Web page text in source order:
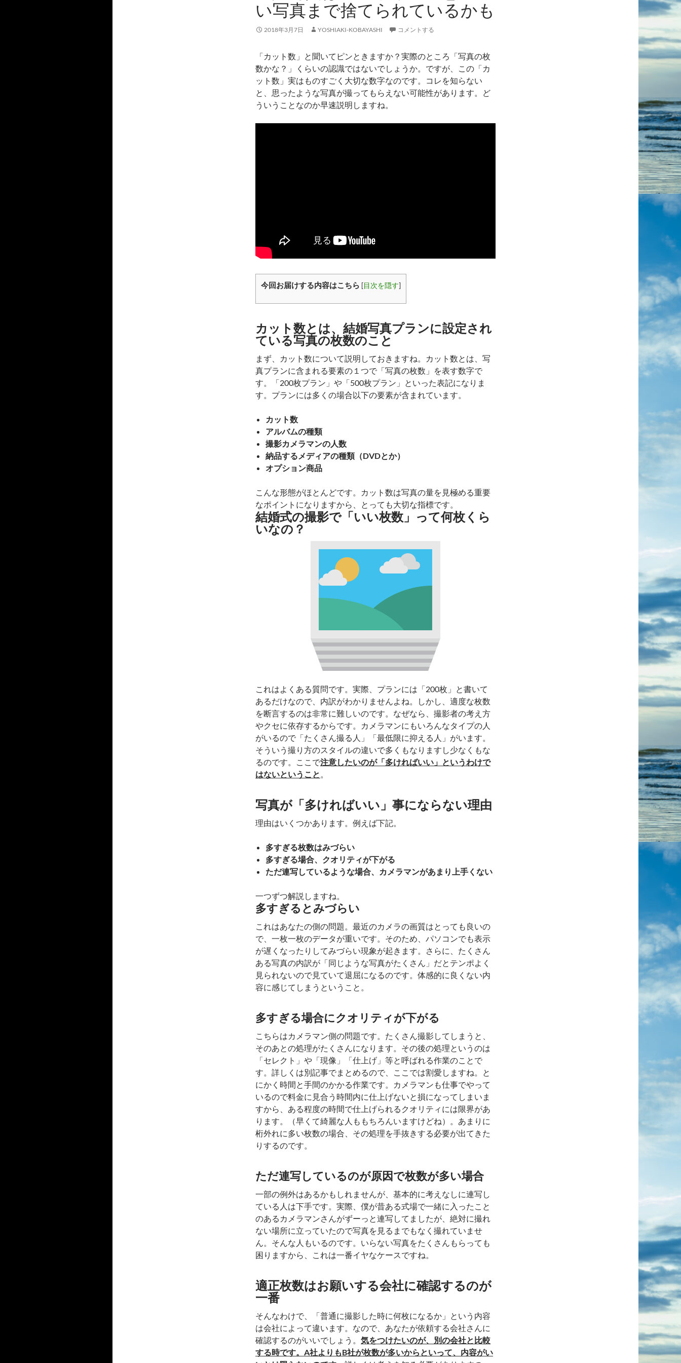
い写真まで捨てられているかも
2018年3月7日 YOSHIAKI-KOBAYASHI コメントする
「カット数」と聞いてピンときますか？実際のところ「写真の枚
数かな？」くらいの認識ではないでしょうか。ですが、この「カ
ット数」実はものすごく大切な数字なのです。コレを知らない
と、思ったような写真が撮ってもらえない可能性があります。ど
ういうことなのか早速説明しますね。
今回お届けする内容はこちら [目次を隠す]
カット数とは、結婚写真プランに設定され
ている写真の枚数のこと
まず、カット数について説明しておきますね。カット数とは、写
真プランに含まれる要素の１つで「写真の枚数」を表す数字で
す。「200枚プラン」や「500枚プラン」といった表記になりま
す。プランには多くの場合以下の要素が含まれています。
カット数
アルバムの種類
撮影カメラマンの人数
納品するメディアの種類（DVDとか）
オプション商品
こんな形態がほとんどです。カット数は写真の量を見極める重要
なポイントになりますから、とっても大切な指標です。
結婚式の撮影で「いい枚数」って何枚くら
いなの？
これはよくある質問です。実際、プランには「200枚」と書いて
あるだけなので、内訳がわかりませんよね。しかし、適度な枚数
を断言するのは非常に難しいのです。なぜなら、撮影者の考え方
やクセに依存するからです。カメラマンにもいろんなタイプの人
がいるので「たくさん撮る人」「最低限に抑える人」がいます。
そういう撮り方のスタイルの違いで多くもなりますし少なくもな
るのです。ここで注意したいのが「多ければいい」というわけで
はないということ 。
写真が「多ければいい」事にならない理由
理由はいくつかあります。例えば下記。
多すぎる枚数はみづらい
多すぎる場合、クオリティが下がる
ただ連写しているような場合、カメラマンがあまり上手くない
一つずつ解説しますね。
多すぎるとみづらい
これはあなたの側の問題。最近のカメラの画質はとっても良いの
で、一枚一枚のデータが重いです。そのため、パソコンでも表示
が遅くなったりしてみづらい現象が起きます。さらに、たくさん
ある写真の内訳が「同じような写真がたくさん」だとテンポよく
見られないので見ていて退屈になるのです。体感的に良くない内
容に感じてしまうということ。
多すぎる場合にクオリティが下がる
こちらはカメラマン側の問題です。たくさん撮影してしまうと、
そのあとの処理がたくさんになります。その後の処理というのは
「セレクト」や「現像」「仕上げ」等と呼ばれる作業のことで
す。詳しくは別記事でまとめるので、ここでは割愛しますね。と
にかく時間と手間のかかる作業です。カメラマンも仕事でやって
いるので料金に見合う時間内に仕上げないと損になってしまいま
すから、ある程度の時間で仕上げられるクオリティには限界があ
ります。（早くて綺麗な人ももちろんいますけどね）。あまりに
桁外れに多い枚数の場合、その処理を手抜きする必要が出てきた
りするのです。
ただ連写しているのが原因で枚数が多い場合
一部の例外はあるかもしれませんが、基本的に考えなしに連写し
ている人は下手です。実際、僕が昔ある式場で一緒に入ったこと
のあるカメラマンさんがずーっと連写してましたが、絶対に撮れ
ない場所に立っていたので写真を見るまでもなく撮れていませ
ん。そんな人もいるのです。いらない写真をたくさんもらっても
困りますから、これは一番イヤなケースですね。
適正枚数はお願いする会社に確認するのが
一番
そんなわけで、「普通に撮影した時に何枚になるか」という内容
は会社によって違います。なので、あなたが依頼する会社さんに
確認するのがいいでしょう。 気をつけたいのが、別の会社と比較
する時です。A社よりもB社が枚数が多いからといって、内容がい